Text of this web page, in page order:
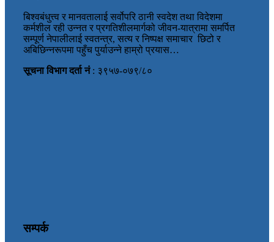
बिश्वबंधुत्त्व र मानवतालाई सर्वोपरि ठानी स्वदेश तथा विदेशमा
कर्मशील रही उन्नत र प्रगतिशीलमार्गको जीवन-यात्रामा समर्पित
सम्पूर्ण नेपालीलाई स्वतन्त्र, सत्य र निष्पक्ष समाचार छिटो र
अबिछिन्नरूपमा पहुँच पुर्याउन्ने हाम्रो प्रयास…
सूचना विभाग दर्ता नं: ३९५७-०७९/८०
सम्पर्क